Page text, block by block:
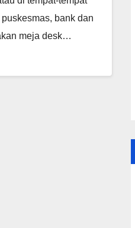
bank dan
meja desk…